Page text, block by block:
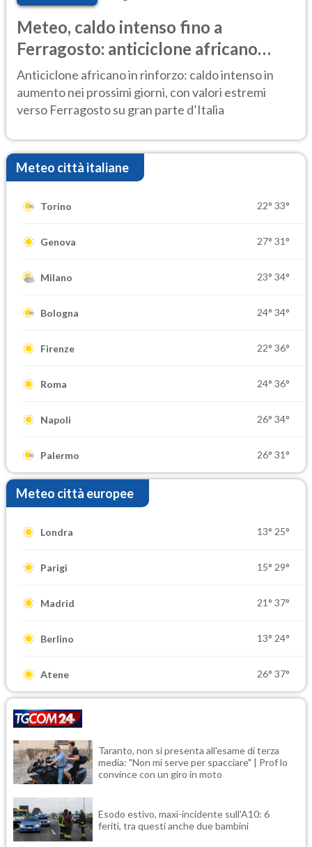
Meteo, caldo intenso fino a
Ferragosto: anticiclone africano
ancora protagonista
Anticiclone africano in rinforzo: caldo intenso in
aumento nei prossimi giorni, con valori estremi
verso Ferragosto su gran parte d’Italia
Meteo città italiane
Torino 22° 33°
Genova 27° 31°
Milano 23° 34°
Bologna 24° 34°
Firenze 22° 36°
Roma 24° 36°
Napoli 26° 34°
Palermo 26° 31°
Meteo città europee
Londra 13° 25°
Parigi 15° 29°
Madrid 21° 37°
Berlino 13° 24°
Atene 26° 37°
Taranto, non si presenta all'esame di terza
media: "Non mi serve per spacciare" | Prof lo
convince con un giro in moto
Esodo estivo, maxi-incidente sull'A10: 6
feriti, tra questi anche due bambini